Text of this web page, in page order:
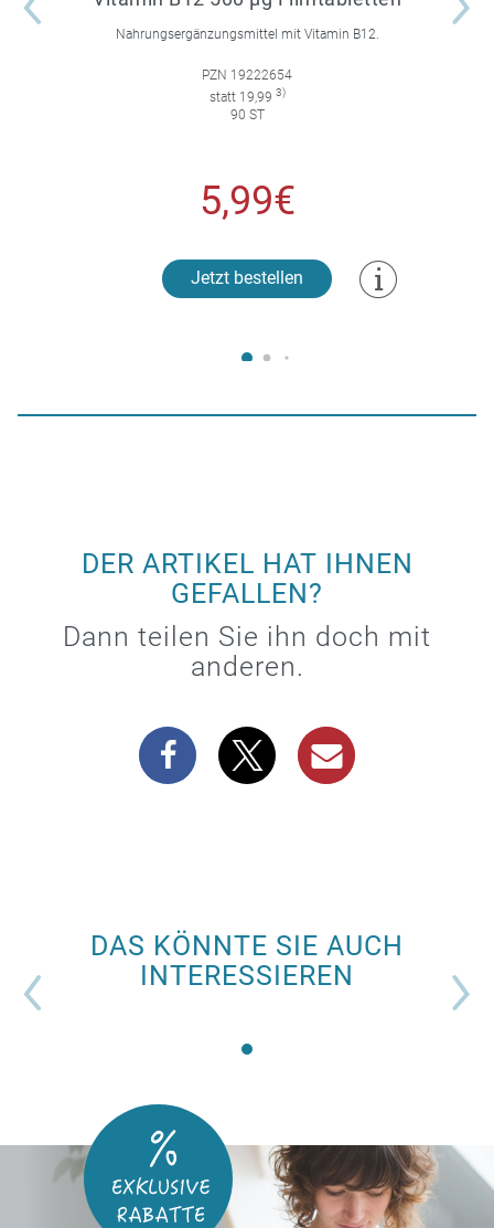
Nahrungsergänzungsmittel mit Vitamin B12.
PZN 19222654
statt 19,99 3)
90 ST
5,99€
Jetzt bestellen
DER ARTIKEL HAT IHNEN
GEFALLEN?
Dann teilen Sie ihn doch mit
anderen.
DAS KÖNNTE SIE AUCH
INTERESSIEREN